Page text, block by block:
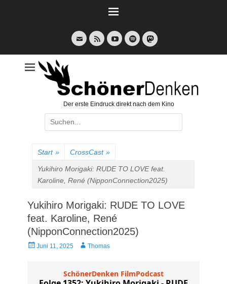
E-
Mail
Feed YouTubeSpotify
Der erste Eindruck direkt nach dem Kino
Suche
nach:
Start » CrossCast »
Yukihiro Morigaki: RUDE TO LOVE feat.
Karoline, René (NipponConnection2025)
Yukihiro Morigaki: RUDE TO LOVE
feat. Karoline, René
(NipponConnection2025)
Veröffentlicht
Juni 11, 2025 AutorThomas